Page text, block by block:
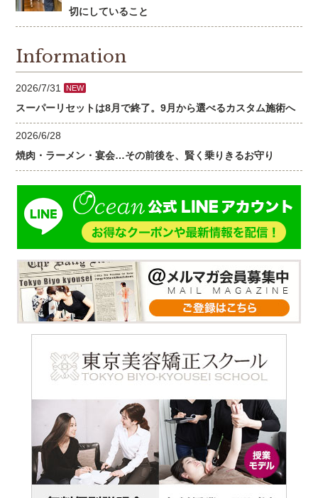
切にしていること
Information
2026/7/31 NEW
スーパーリセットは8月で終了。9月から選べるカスタム施術へ
2026/6/28
焼肉・ラーメン・宴会…その前後を、賢く乗りきるお守り